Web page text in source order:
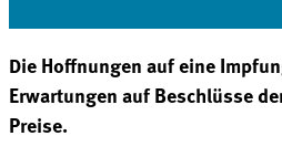
Die Hoffnungen auf eine
Erwartungen auf Beschlüsse
Preise.